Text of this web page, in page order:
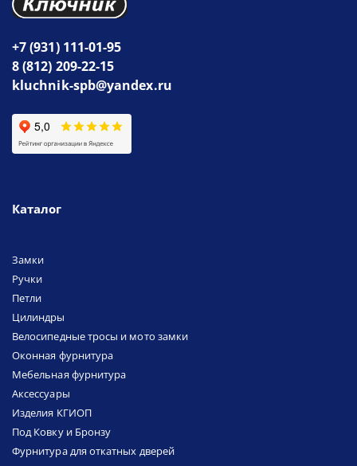
+7 (931) 111-01-95
8 (812) 209-22-15
kluchnik-spb@yandex.ru
Каталог
Замки
Ручки
Петли
Цилиндры
Велосипедные тросы и мото замки
Оконная фурнитура
Мебельная фурнитура
Аксессуары
Изделия КГИОП
Под Ковку и Бронзу
Фурнитура для откатных дверей